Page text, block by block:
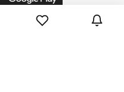
fashion concept store.